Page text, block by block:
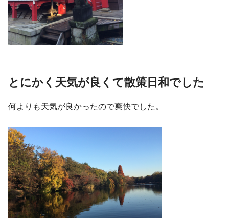
とにかく天気が良くて散策日和でした
何よりも天気が良かったので爽快でした。